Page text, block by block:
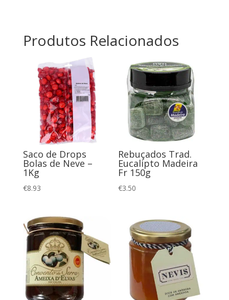
Produtos Relacionados
Saco de Drops
Bolas de Neve –
1Kg
€8.93
Rebuçados Trad.
Eucalipto Madeira
Fr 150g
€3.50